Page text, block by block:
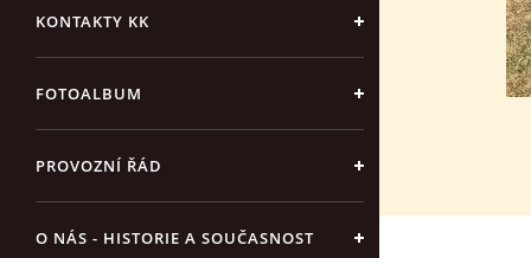
KONTAKTY KK
FOTOALBUM
PROVOZNÍ ŘÁD
O NÁS - HISTORIE A SOUČASNOST